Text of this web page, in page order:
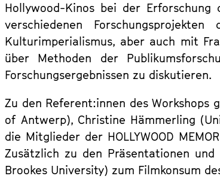
Hollywood-Kinos bei der
verschiedenen
Kulturimperialismus, aber auch mit
über Methoden der
Forschungsergebnissen zu diskutieren.
Zu den Referent:innen des Workshops
of Antwerp), Christine Hämmerling
die Mitglieder der HOLLYWOOD
Zusätzlich zu den Präsentationen und
Brookes University) zum Filmkonsum